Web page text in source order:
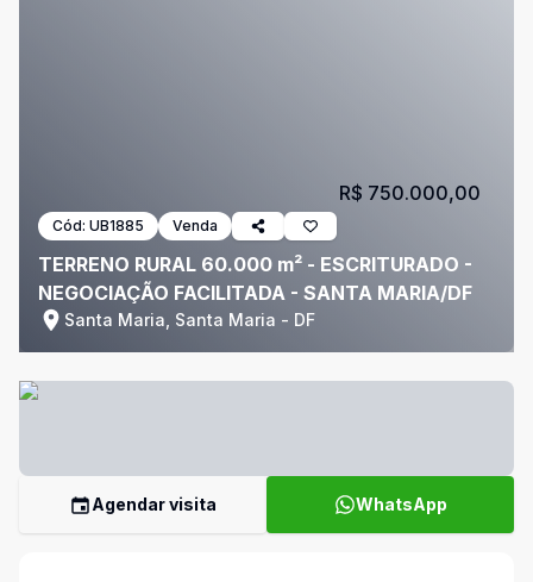
Cód: UB1885 Venda
TERRENO RURAL 60.000 m² - ESCRITURADO -
NEGOCIAÇÃO FACILITADA - SANTA MARIA/DF
Santa Maria, Santa Maria - DF
R$ 750.000,00
Agendar visita WhatsApp